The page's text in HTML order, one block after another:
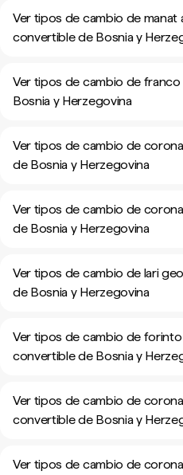
Ver tipos de cambio de manat
convertible de Bosnia y
Ver tipos de cambio de
Bosnia y Herzegovina
Ver tipos de cambio de
de Bosnia y Herzegovina
Ver tipos de cambio de
de Bosnia y Herzegovina
Ver tipos de cambio de lari
de Bosnia y Herzegovina
Ver tipos de cambio de
convertible de Bosnia y
Ver tipos de cambio de
convertible de Bosnia y
Ver tipos de cambio de